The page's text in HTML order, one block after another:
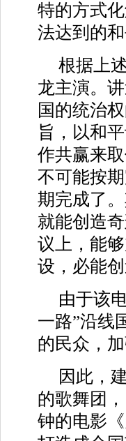
特的方式
法达到的和
根据上
龙主演。
国的统治
旨，以和
作共赢来
不可能按
期完成了
就能创造
议上，能
设，必能创
由于该
一路”沿线
的民众，
因此，
的歌舞团
钟的电影